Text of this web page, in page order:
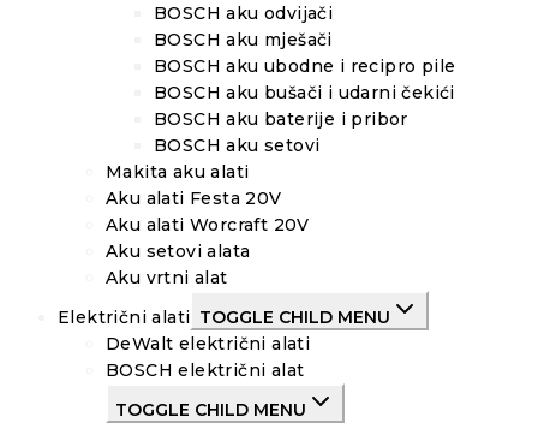
BOSCH aku odvijači
BOSCH aku mješači
BOSCH aku ubodne i recipro pile
BOSCH aku bušači i udarni čekići
BOSCH aku baterije i pribor
BOSCH aku setovi
Makita aku alati
Aku alati Festa 20V
Aku alati Worcraft 20V
Aku setovi alata
Aku vrtni alat
Električni alati TOGGLE CHILD MENU
DeWalt električni alati
BOSCH električni alat
TOGGLE CHILD MENU